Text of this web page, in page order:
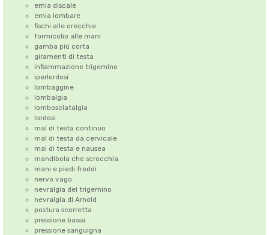
ernia discale
ernia lombare
fischi alle orecchie
formicolio alle mani
gamba più corta
giramenti di testa
infiammazione trigemino
iperlordosi
lombaggine
lombalgia
lombosciatalgia
lordosi
mal di testa continuo
mal di testa da cervicale
mal di testa e nausea
mandibola che scrocchia
mani e piedi freddi
nervo vago
nevralgia del trigemino
nevralgia di Arnold
postura scorretta
pressione bassa
pressione sanguigna